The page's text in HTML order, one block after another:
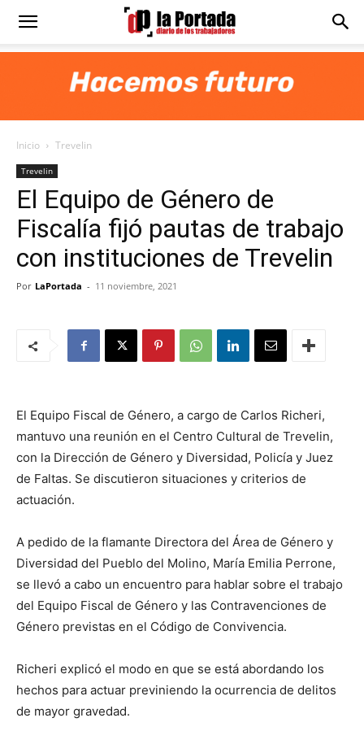
Diario
Portada
Inicio Trevelin
Trevelin
El Equipo de Género de
Fiscalía fijó pautas de trabajo
con instituciones de Trevelin
Por LaPortada - 11 noviembre, 2021
El Equipo Fiscal de Género, a cargo de Carlos Richeri,
mantuvo una reunión en el Centro Cultural de Trevelin,
con la Dirección de Género y Diversidad, Policía y Juez
de Faltas. Se discutieron situaciones y criterios de
actuación.
A pedido de la flamante Directora del Área de Género y
Diversidad del Pueblo del Molino, María Emilia Perrone,
se llevó a cabo un encuentro para hablar sobre el trabajo
del Equipo Fiscal de Género y las Contravenciones de
Género previstas en el Código de Convivencia.
Richeri explicó el modo en que se está abordando los
hechos para actuar previniendo la ocurrencia de delitos
de mayor gravedad.